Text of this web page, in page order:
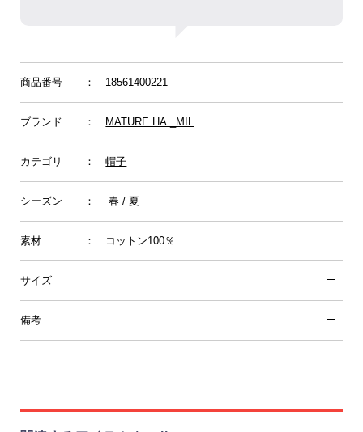
商品番号 ： 18561400221
ブランド ： MATURE HA._MIL
カテゴリ ：帽子
シーズン ： 春 / 夏
素材 ： コットン100％
サイズ
備考